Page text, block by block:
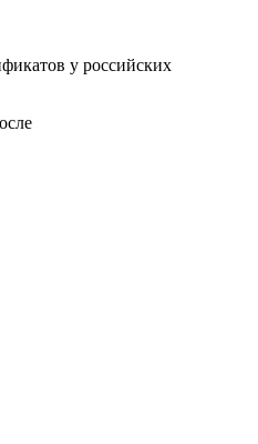
у российских